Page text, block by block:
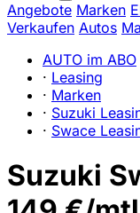
Angebote Marken
Verkaufen Autos
AUTO im ABO
· Leasing
· Marken
· Suzuki
· Swace
Suzuki